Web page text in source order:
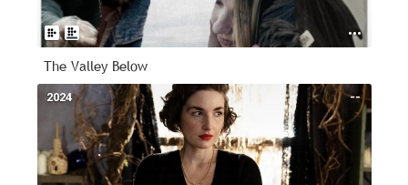
The Valley Below
--
2024